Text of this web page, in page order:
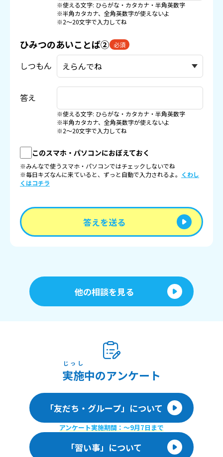
※使える文字: ひらがな・カタカナ・半角英数字
※半角カタカナ、全角英数字が使えないよ
※2〜20文字で入力してね
ひみつのあいことば② 必須
しつもん
答え
※使える文字: ひらがな・カタカナ・半角英数字
※半角カタカナ、全角英数字が使えないよ
※2〜20文字で入力してね
このスマホ・パソコンにおぼえておく
※みんなで使うスマホ・パソコンではチェックしないでね
※毎日キズなんに来ていると、ずっと自動で入力されるよ。 くわし
くはコチラ
答えを送る
他の相談を見る
実施
じっし
中のアンケート
「友だち・グループ」について
アンケート実施期間：〜9月7日まで
「習い事」について